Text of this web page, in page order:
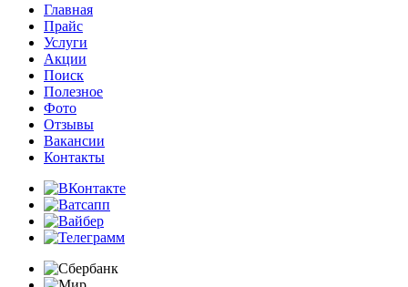
Главная
Прайс
Услуги
Акции
Поиск
Полезное
Фото
Отзывы
Вакансии
Контакты